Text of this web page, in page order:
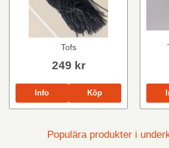
Tofs
249 kr
Info Köp
Populära produkter i